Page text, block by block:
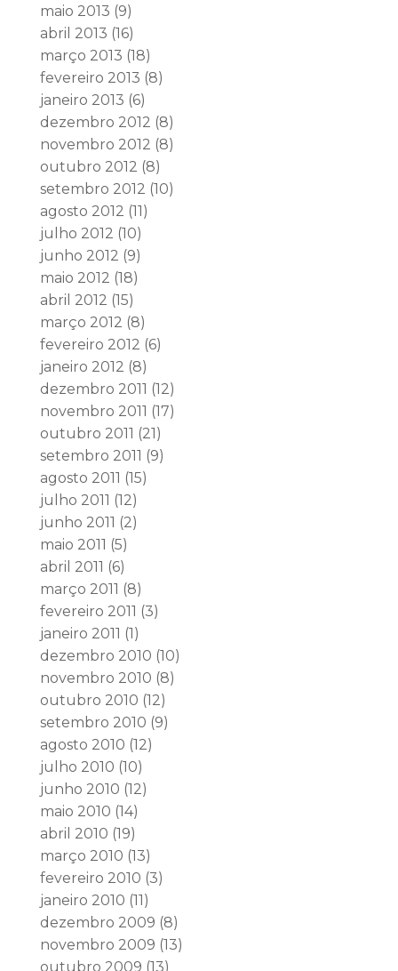
maio 2013 (9)
abril 2013 (16)
março 2013 (18)
fevereiro 2013 (8)
janeiro 2013 (6)
dezembro 2012 (8)
novembro 2012 (8)
outubro 2012 (8)
setembro 2012 (10)
agosto 2012 (11)
julho 2012 (10)
junho 2012 (9)
maio 2012 (18)
abril 2012 (15)
março 2012 (8)
fevereiro 2012 (6)
janeiro 2012 (8)
dezembro 2011 (12)
novembro 2011 (17)
outubro 2011 (21)
setembro 2011 (9)
agosto 2011 (15)
julho 2011 (12)
junho 2011 (2)
maio 2011 (5)
abril 2011 (6)
março 2011 (8)
fevereiro 2011 (3)
janeiro 2011 (1)
dezembro 2010 (10)
novembro 2010 (8)
outubro 2010 (12)
setembro 2010 (9)
agosto 2010 (12)
julho 2010 (10)
junho 2010 (12)
maio 2010 (14)
abril 2010 (19)
março 2010 (13)
fevereiro 2010 (3)
janeiro 2010 (11)
dezembro 2009 (8)
novembro 2009 (13)
outubro 2009 (13)